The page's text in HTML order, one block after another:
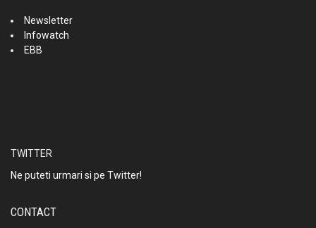
Newsletter
Infowatch
EBB
TWITTER
Ne puteti urmari si pe Twitter!
CONTACT